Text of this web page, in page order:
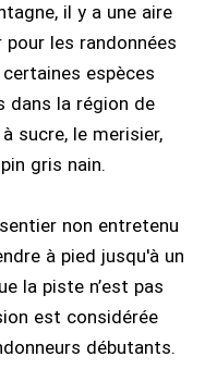
il y a une aire
les randonnées
espèces
dans la région de
sucre, le merisier,
gris nain.
non entretenu
à pied jusqu'à un
la piste n’est pas
est considérée
débutants.